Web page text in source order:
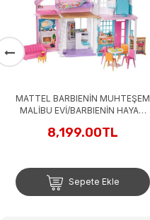
MATTEL BARBIENİN MUHTEŞEM
MALİBU EVİ/BARBIENİN HAYATI
8,199.00TL
Sepete Ekle